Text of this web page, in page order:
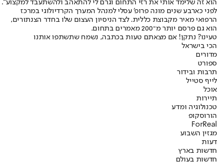
הוא זה שלימד אותי את רזי התחום וגרם לי להתאהב ולהשתעבד למקצוע".
לפני כארבע שנים מונה פרופ' עסלי למנהל המערך הקרדיולוגי במרכז
הרפואי מאיר מקבוצת כללית. לצד הניסיון העצום שלו בחדר הצנתורים,
הוא גם פרסם יותר מ־200 מאמרים בתחום.
טעינו? נתקן! אם מצאתם טעות בכתבה, נשמח שתשתפו אותנו
הכי בישראל
מדורים
ספורט
תרבות ובידור
לייף סטייל
אוכל
תיירות
טכנולוגיה ומדע
הורוסקופ
ForReal
מגזין השבוע
דעות
חדשות בארץ
חדשות בעולם